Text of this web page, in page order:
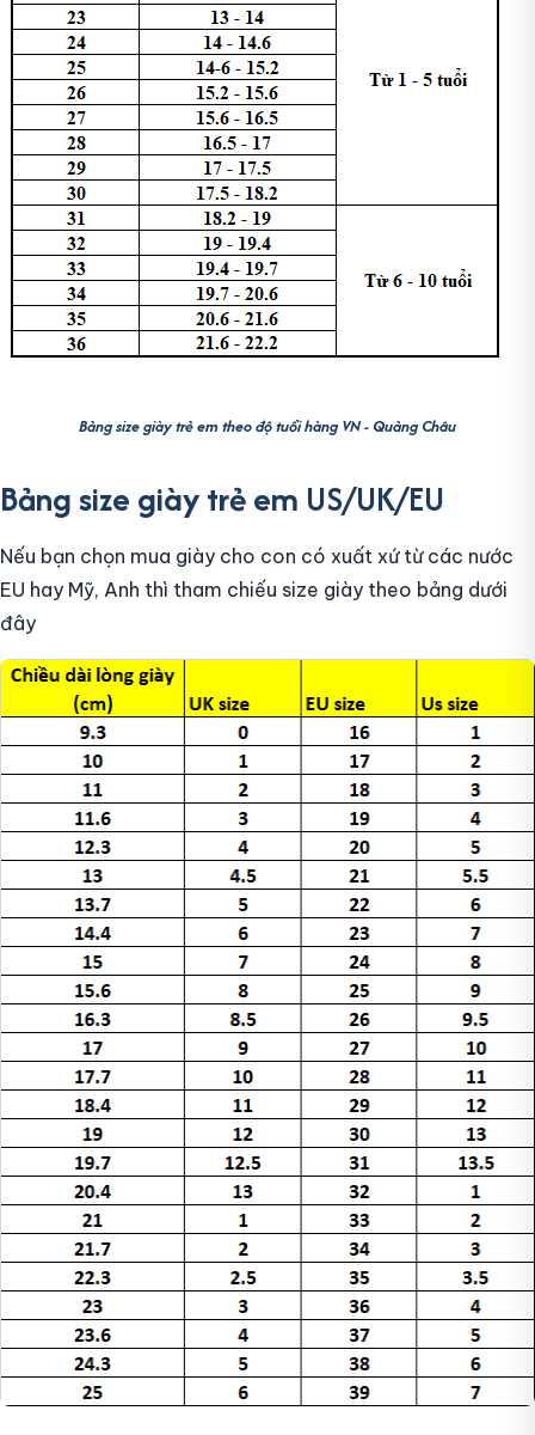
Bảng size giày trẻ em theo độ tuổi hàng VN - Quảng Châu
Bảng size giày trẻ em US/UK/EU
Nếu bạn chọn mua giày cho con có xuất xứ từ các nước
EU hay Mỹ, Anh thì tham chiếu size giày theo bảng dưới
đây